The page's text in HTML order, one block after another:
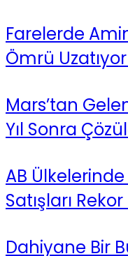
Farelerde
Ömrü
Mars’tan
Yıl Sonra
AB
Satışları Rekor
Dahiyane Bir